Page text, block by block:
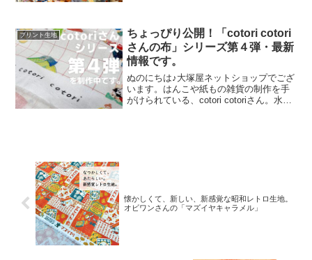
した。ご予約をくださっていましたお客
様への発送が完了し、現
プリント生地
ちょっぴり公開！「cotori cotori
さんの布」シリーズ第４弾・最新
情報です。
ぬのにちは♪大塚屋ネットショップでござ
います。はんこや紙もの雑貨の制作を手
がけられている、cotori cotoriさん。水彩
懐かしくて、新しい、新感覚な昭和レトロ生地。
オビワンさんの「マズイヤキャラメル」